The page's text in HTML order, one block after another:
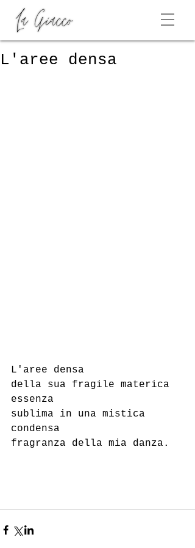
L'aree densa
L'aree densa
della sua fragile materica
essenza
sublima in una mistica
condensa
fragranza della mia danza.